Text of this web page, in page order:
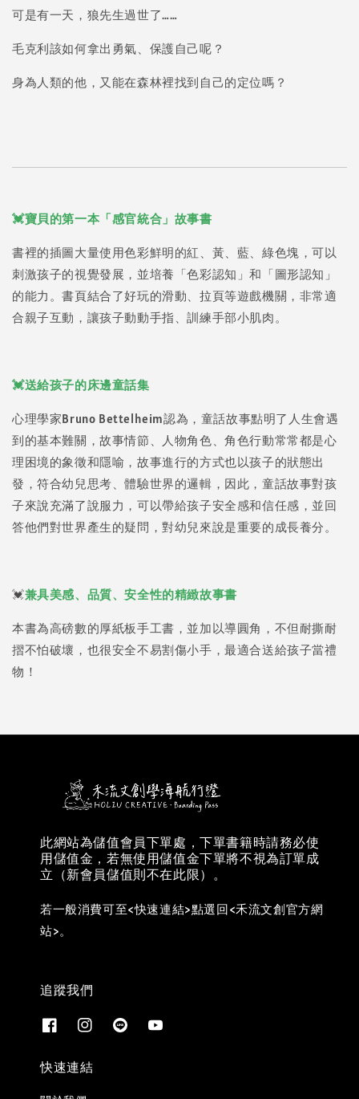
可是有一天，狼先生過世了……
毛克利該如何拿出勇氣、保護自己呢？
身為人類的他，又能在森林裡找到自己的定位嗎？
💓寶貝的第一本「感官統合」故事書
書裡的插圖大量使用色彩鮮明的紅、黃、藍、綠色塊，可以
刺激孩子的視覺發展，並培養「色彩認知」和「圖形認知」
的能力。書頁結合了好玩的滑動、拉頁等遊戲機關，非常適
合親子互動，讓孩子動動手指、訓練手部小肌肉。
💓送給孩子的床邊童話集
心理學家Bruno Bettelheim認為，童話故事點明了人生會遇
到的基本難關，故事情節、人物角色、角色行動常常都是心
理困境的象徵和隱喻，故事進行的方式也以孩子的狀態出
發，符合幼兒思考、體驗世界的邏輯，因此，童話故事對孩
子來說充滿了說服力，可以帶給孩子安全感和信任感，並回
答他們對世界產生的疑問，對幼兒來說是重要的成長養分。
💓兼具美感、品質、安全性的精緻故事書
本書為高磅數的厚紙板手工書，並加以導圓角，不但耐撕耐
摺不怕破壞，也很安全不易割傷小手，最適合送給孩子當禮
物！
此網站為儲值會員下單處，下單書籍時請務必使
用儲值金，若無使用儲值金下單將不視為訂單成
立（新會員儲值則不在此限）。
若一般消費可至<快速連結>點選回<禾流文創官方網
站>。
追蹤我們
快速連結